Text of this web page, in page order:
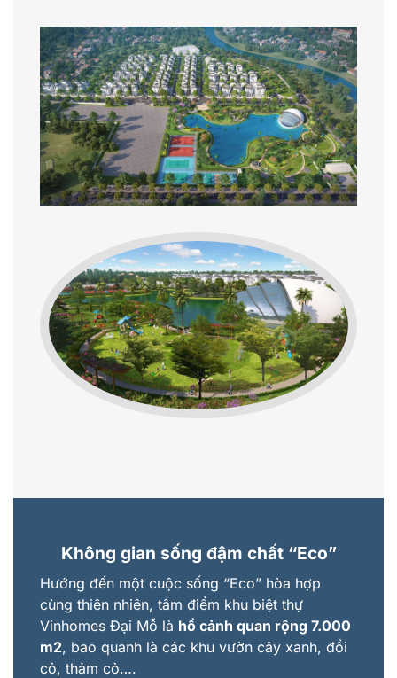
Không gian sống đậm chất “Eco”
Hướng đến một cuộc sống “Eco” hòa hợp
cùng thiên nhiên, tâm điểm khu biệt thự
Vinhomes Đại Mỗ là hồ cảnh quan rộng 7.000
m2, bao quanh là các khu vườn cây xanh, đồi
cỏ, thảm cỏ….